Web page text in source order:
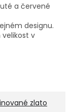
a červené
designu.
v
zlato